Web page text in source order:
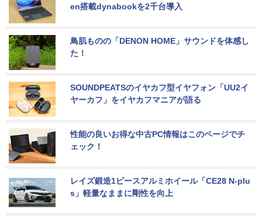
en搭載dynabookを2千台導入
鳥肌ものの「DENON HOME」サウンドを体感し
た！
SOUNDPEATSのイヤカフ型イヤフォン「UU2イ
ヤーカフ」をイヤカフマニアが語る
性能の良いお得な中古PC情報はこのページでチ
ェック！
レイズ鍛造1ピースアルミホイール「CE28 N-plu
s」軽量なままに剛性を向上